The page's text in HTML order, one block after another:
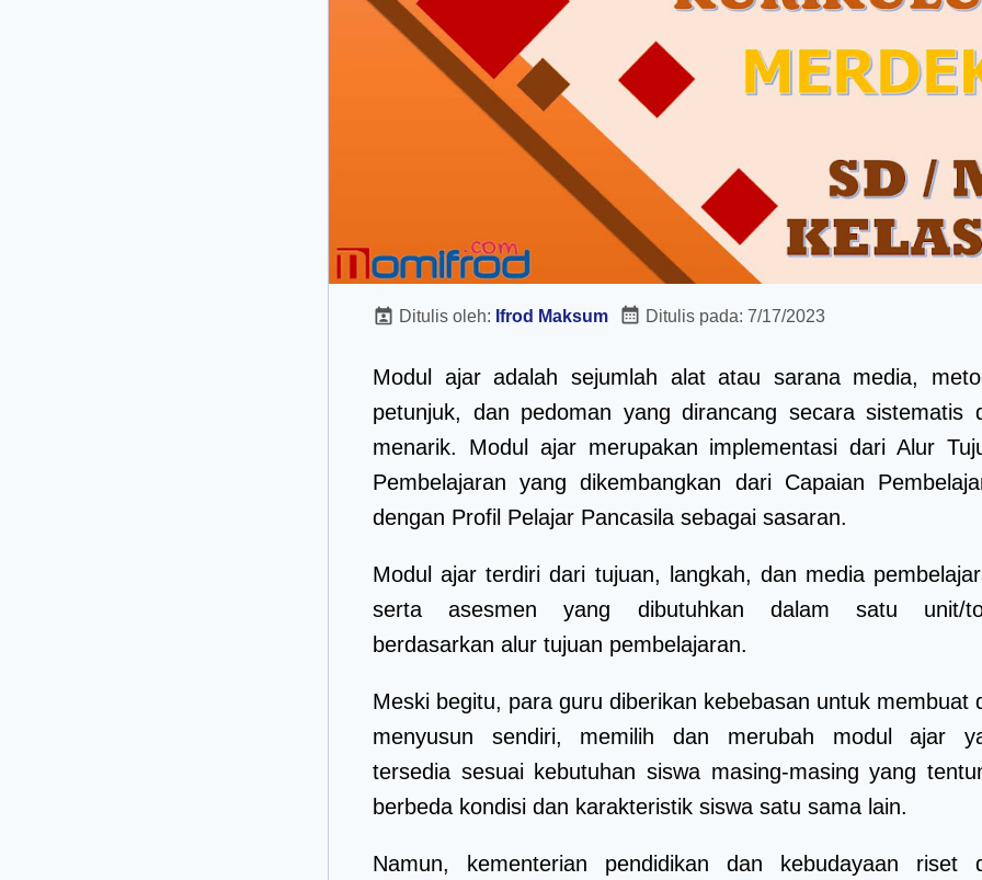
Ditulis oleh: Ifrod Maksum Ditulis pada: 7/17/2023
Modul ajar adalah sejumlah alat atau sarana media,
petunjuk, dan pedoman yang dirancang secara sistematis
menarik. Modul ajar merupakan implementasi dari Alur
Pembelajaran yang dikembangkan dari Capaian
dengan Profil Pelajar Pancasila sebagai sasaran.
Modul ajar terdiri dari tujuan, langkah, dan media
serta asesmen yang dibutuhkan dalam satu unit/
berdasarkan alur tujuan pembelajaran.
Meski begitu, para guru diberikan kebebasan untuk membuat
menyusun sendiri, memilih dan merubah modul ajar
tersedia sesuai kebutuhan siswa masing-masing yang
berbeda kondisi dan karakteristik siswa satu sama lain.
Namun, kementerian pendidikan dan kebudayaan riset